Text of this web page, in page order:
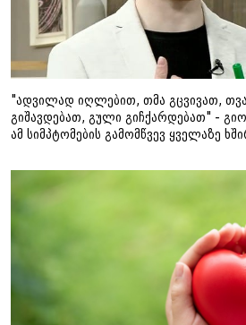
"ადვილად იღლებით, თმა გცვივათ,
გიშავდებათ, გული გიჩქარდებათ" -
ამ სიმპტომების გამომწვევ ყველაზე